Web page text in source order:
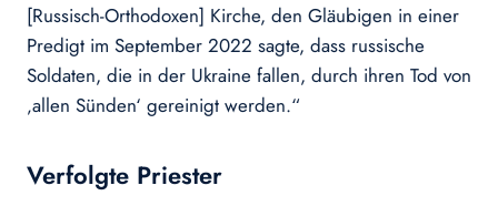
[Russisch-Orthodoxen] Kirche, den Gläubigen in einer
Predigt im September 2022 sagte, dass russische
Soldaten, die in der Ukraine fallen, durch ihren Tod von
‚allen Sünden‘ gereinigt werden.“
Verfolgte Priester